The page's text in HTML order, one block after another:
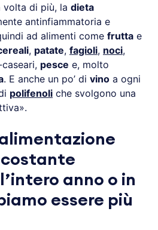
volta di più, la dieta
antinfiammatoria e
ad alimenti come frutta e
, patate, fagioli, noci,
pesce e, molto
. E anche un po’ di vino a ogni
polifenoli che svolgono una
costante
anno o in
essere più